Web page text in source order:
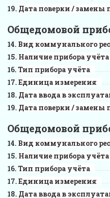
Дата поверки / замены
Общедомовой
Вид коммунального
Наличие прибора учёта
Тип прибора учёта
Единица измерения
Дата ввода в
Дата поверки / замены
Общедомовой
Вид коммунального
Наличие прибора учёта
Тип прибора учёта
Единица измерения
Дата ввода в